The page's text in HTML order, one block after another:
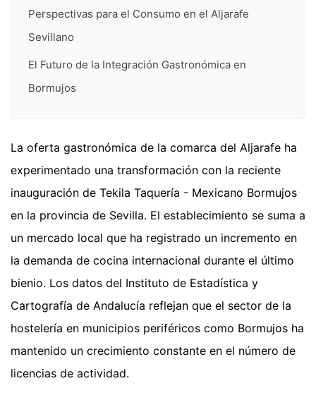
Perspectivas para el Consumo en el Aljarafe
Sevillano
El Futuro de la Integración Gastronómica en
Bormujos
La oferta gastronómica de la comarca del Aljarafe ha
experimentado una transformación con la reciente
inauguración de Tekila Taquería - Mexicano Bormujos
en la provincia de Sevilla. El establecimiento se suma a
un mercado local que ha registrado un incremento en
la demanda de cocina internacional durante el último
bienio. Los datos del Instituto de Estadística y
Cartografía de Andalucía reflejan que el sector de la
hostelería en municipios periféricos como Bormujos ha
mantenido un crecimiento constante en el número de
licencias de actividad.